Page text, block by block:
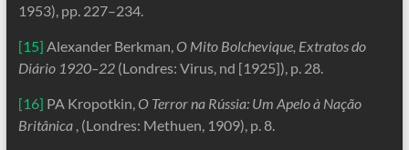
1953), pp. 227–234.
[15] Alexander Berkman, O Mito Bolchevique, Extratos do
Diário 1920–22(Londres: Virus, nd [1925]), p. 28.
[16] PA Kropotkin, O Terror na Rússia: Um Apelo à Nação
Britânica, (Londres: Methuen, 1909), p. 8.